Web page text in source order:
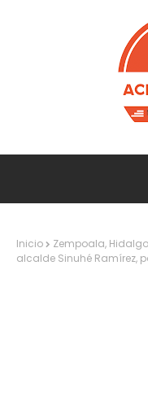
Inicio
Zempoala,
alcalde Sinuhé Ramírez,